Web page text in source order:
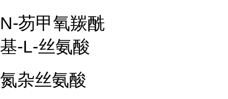
N-芴甲氧羰酰
基-L-丝氨酸
氮杂丝氨酸